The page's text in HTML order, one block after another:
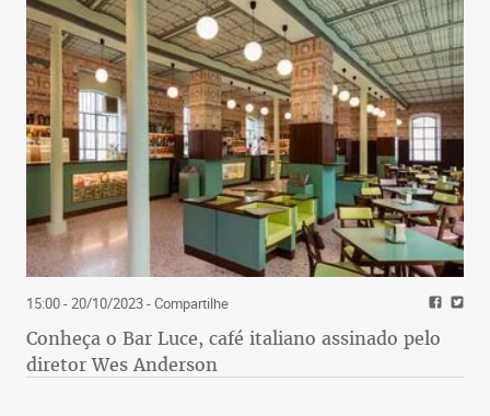
15:00 - 20/10/2023- Compartilhe
Conheça o Bar Luce, café italiano assinado pelo
diretor Wes Anderson